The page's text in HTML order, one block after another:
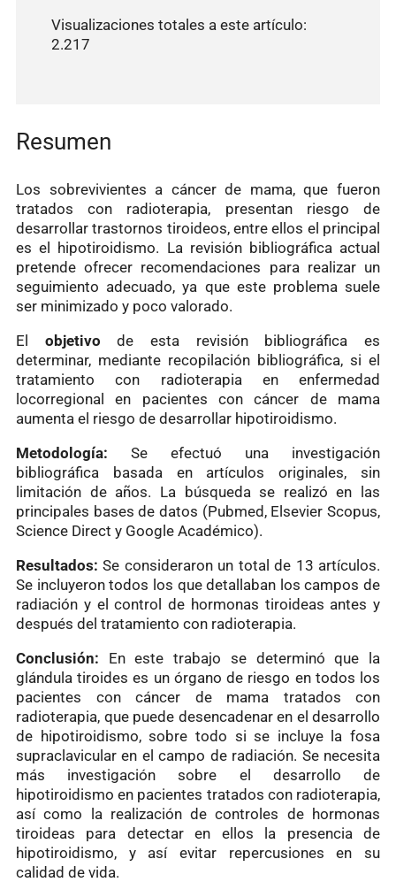
Visualizaciones totales a este artículo:
2.217
Resumen
Los sobrevivientes a cáncer de mama, que fueron
tratados con radioterapia, presentan riesgo de
desarrollar trastornos tiroideos, entre ellos el principal
es el hipotiroidismo. La revisión bibliográfica actual
pretende ofrecer recomendaciones para realizar un
seguimiento adecuado, ya que este problema suele
ser minimizado y poco valorado.
El objetivo de esta revisión bibliográfica es
determinar, mediante recopilación bibliográfica, si el
tratamiento con radioterapia en enfermedad
locorregional en pacientes con cáncer de mama
aumenta el riesgo de desarrollar hipotiroidismo.
Metodología: Se efectuó una investigación
bibliográfica basada en artículos originales, sin
limitación de años. La búsqueda se realizó en las
principales bases de datos (Pubmed, Elsevier Scopus,
Science Direct y Google Académico).
Resultados:Se consideraron un total de 13 artículos.
Se incluyeron todos los que detallaban los campos de
radiación y el control de hormonas tiroideas antes y
después del tratamiento con radioterapia.
Conclusión: En este trabajo se determinó que la
glándula tiroides es un órgano de riesgo en todos los
pacientes con cáncer de mama tratados con
radioterapia, que puede desencadenar en el desarrollo
de hipotiroidismo, sobre todo si se incluye la fosa
supraclavicular en el campo de radiación. Se necesita
más investigación sobre el desarrollo de
hipotiroidismo en pacientes tratados con radioterapia,
así como la realización de controles de hormonas
tiroideas para detectar en ellos la presencia de
hipotiroidismo, y así evitar repercusiones en su
calidad de vida.